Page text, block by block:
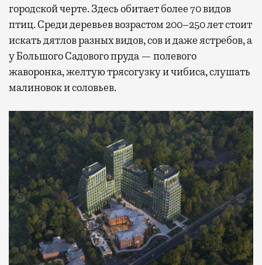
городской черте. Здесь обитает более 70 видов
птиц. Среди деревьев возрастом 200–250 лет стоит
искать дятлов разных видов, сов и даже ястребов, а
у Большого Садового пруда — полевого
жаворонка, желтую трясогузку и чибиса, слушать
малиновок и соловьев.